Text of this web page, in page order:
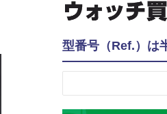
型番号（Ref.）は